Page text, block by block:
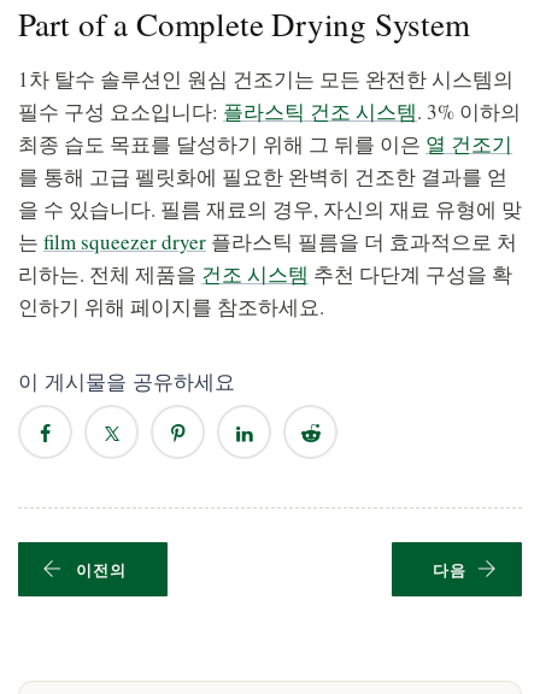
Part of a Complete Drying System
1차 탈수 솔루션인 원심 건조기는 모든 완전한 시스템의
필수 구성 요소입니다: 플라스틱 건조 시스템. 3% 이하의
최종 습도 목표를 달성하기 위해 그 뒤를 이은 열 건조기
를 통해 고급 펠릿화에 필요한 완벽히 건조한 결과를 얻
을 수 있습니다. 필름 재료의 경우, 자신의 재료 유형에 맞
는 film squeezer dryer 플라스틱 필름을 더 효과적으로 처
리하는. 전체 제품을 건조 시스템 추천 다단계 구성을 확
인하기 위해 페이지를 참조하세요.
이 게시물을 공유하세요
이전의 다음